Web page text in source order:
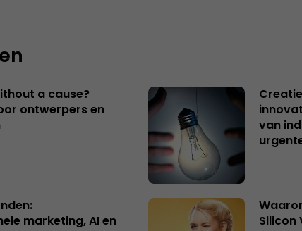
a cause?
ontwerpers en
van
marketing, AI en
Silicon